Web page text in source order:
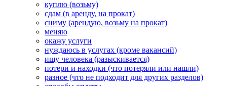
куплю (возьму)
сдам (в аренду, на прокат)
сниму (арендую, возьму на прокат)
меняю
окажу услуги
нуждаюсь в услугах (кроме вакансий)
ищу человека (разыскивается)
потери и находки (что потеряли или нашли)
разное (что не подходит для других разделов)